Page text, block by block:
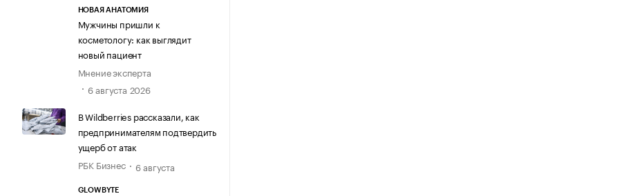
НОВАЯ АНАТОМИЯ
Мужчины пришли к
косметологу: как выглядит
новый пациент
Мнение эксперта
6 августа 2026
В Wildberries рассказали, как
предпринимателям подтвердить
ущерб от атак
РБК Бизнес
6 августа
GLOWBYTE